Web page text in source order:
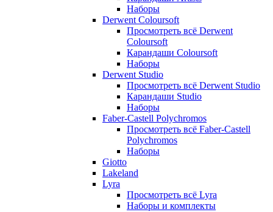
Наборы
Derwent Coloursoft
Просмотреть всё Derwent
Coloursoft
Карандаши Coloursoft
Наборы
Derwent Studio
Просмотреть всё Derwent Studio
Карандаши Studio
Наборы
Faber-Castell Polychromos
Просмотреть всё Faber-Castell
Polychromos
Наборы
Giotto
Lakeland
Lyra
Просмотреть всё Lyra
Наборы и комплекты